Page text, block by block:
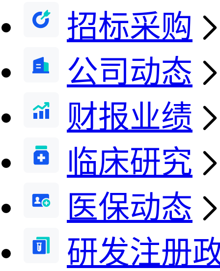
招标采购
公司动态
财报业绩
临床研究
医保动态
研发注册